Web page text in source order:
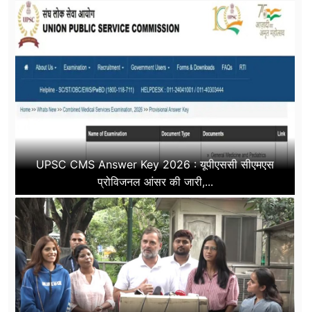
UPSC CMS Answer Key 2026 : यूपीएससी सीएमएस
प्रोविजनल आंसर की जारी,...